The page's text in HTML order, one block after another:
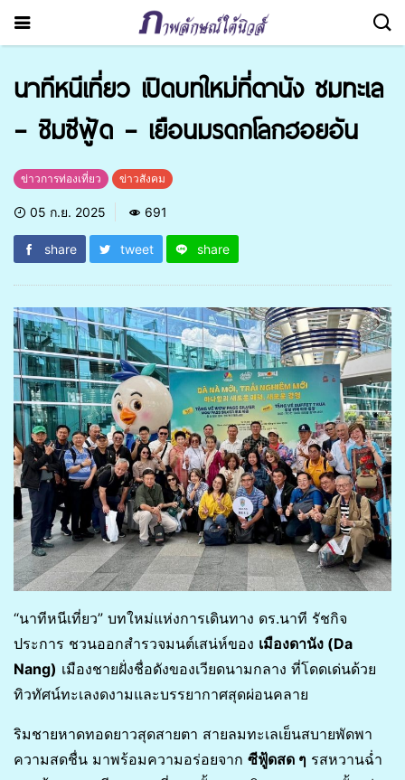
นาทีหนีเที่ยว เปิดบทใหม่ที่ดานัง ชมทะเล
– ชิมซีฟู้ด – เยือนมรดกโลกฮอยอัน
ข่าวการท่องเที่ยว ข่าวสังคม
05 ก.ย. 2025 691
share tweet share
“นาทีหนีเที่ยว” บทใหม่แห่งการเดินทาง ดร.นาที รัชกิจ
ประการ ชวนออกสำรวจมนต์เสน่ห์ของ เมืองดานัง (Da
Nang) เมืองชายฝั่งชื่อดังของเวียดนามกลาง ที่โดดเด่นด้วย
ทิวทัศน์ทะเลงดงามและบรรยากาศสุดผ่อนคลาย
ริมชายหาดทอดยาวสุดสายตา สายลมทะเลเย็นสบายพัดพา
ความสดชื่น มาพร้อมความอร่อยจาก ซีฟู้ดสด ๆ รสหวานฉ่ำ